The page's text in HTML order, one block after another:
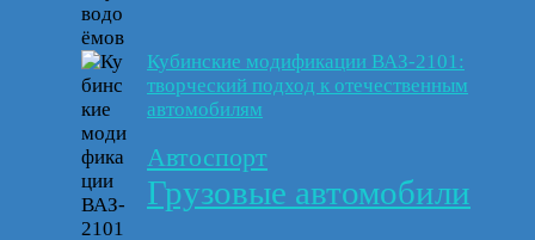
Кубинские модификации ВАЗ-2101:
творческий подход к отечественным
автомобилям
Автоспорт
Грузовые автомобили